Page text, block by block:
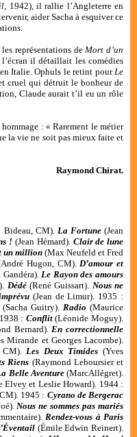
, 1942), il rallie l’Angleterre en
aider Sacha à esquiver ce
représentations deMort d’un
il détaillait les comédies
Italie. Ophuls le retint pourLe
cruel qui détruit le bonheur de
Claude aurait t’il eu un rôle
: « Rarement le métier
la vie ne soit pas mieux faite et
Raymond Chirat.
Bideau, CM). La Fortune (Jean
! (Jean Hémard). Clair de lune
un million (Max Neufeld et Fred
Hugon, CM).D’amour et
Gandéra).Le Rayon des amours
Dédé(René Guissart). Nous ne
(Jean de Limur). 1935 :
(Sacha Guitry). Radio (Maurice
: Conflit (Léonide Moguy).
Bernard).En correctionnelle
Mirande et Georges Lacombe).
CM).Les Deux Timides (Yves
Riens (Raymond Leboursier et
Belle Aventure (MarcAllégret).
Elvey et Leslie Howard). 1944 :
1945 : Cyrano de Bergerac
Nous ne sommes pas mariés
Rendez-vous à Paris
(Émile Edwin Reinert).